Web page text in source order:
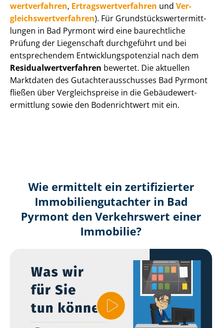
wert­ver­fah­ren, Er­trags­wert­ver­fah­ren und Ver­
gleichs­wert­ver­fah­ren). Für Grund­stücks­wert­ermitt­
lun­gen in Bad Pyrmont wird eine baurechtliche
Prüfung der Liegenschaft durchgeführt und bei
entsprechendem Ent­wick­lungs­po­ten­zi­al nach dem
Re­si­du­al­wert­ver­fah­ren bewertet. Die aktuellen
Marktdaten des Gut­ach­ter­aus­schus­ses Bad Pyrmont
fließen über Ver­gleichs­prei­se in die Ge­bäu­de­wert­
ermitt­lung sowie den Bodenrichtwert mit ein.
Wie ermittelt ein zertifizierter
Immobilien­gutachter in Bad
Pyrmont den Verkehrswert einer
Immobilie?